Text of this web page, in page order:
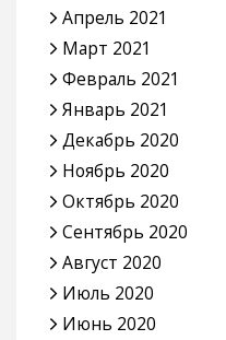
Апрель 2021
Март 2021
Февраль 2021
Январь 2021
Декабрь 2020
Ноябрь 2020
Октябрь 2020
Сентябрь 2020
Август 2020
Июль 2020
Июнь 2020